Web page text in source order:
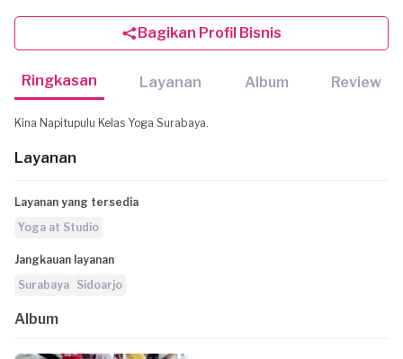
Bagikan Profil Bisnis
Ringkasan Layanan Album Review
Kina Napitupulu Kelas Yoga Surabaya.
Layanan
Layanan yang tersedia
Yoga at Studio
Jangkauan layanan
Surabaya Sidoarjo
Album